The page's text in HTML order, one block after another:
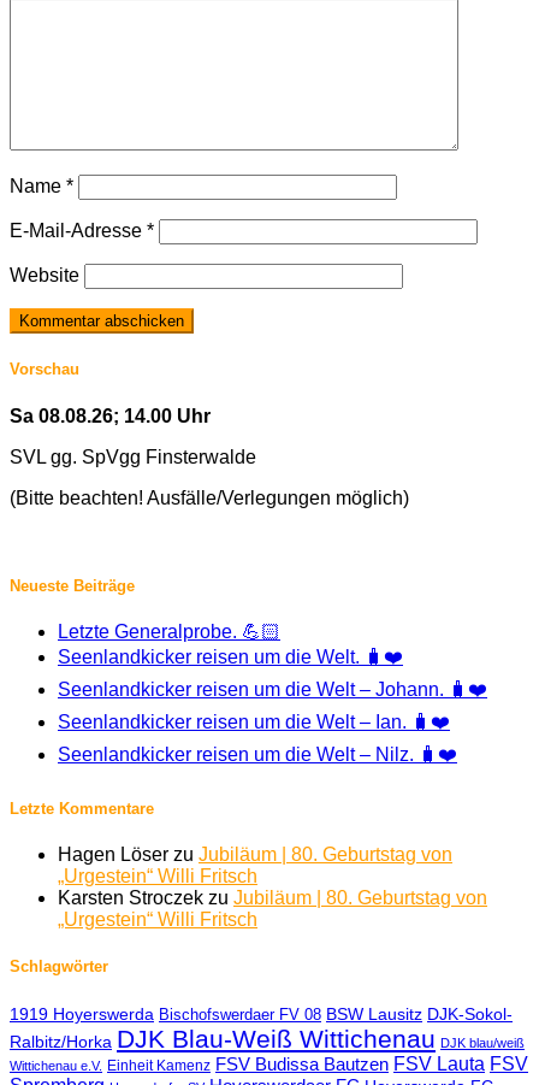
Name *
E-Mail-Adresse *
Website
Vorschau
Sa 08.08.26; 14.00 Uhr
SVL gg. SpVgg Finsterwalde
(Bitte beachten! Ausfälle/Verlegungen möglich)
Neueste Beiträge
Letzte Generalprobe. 💪🏻
Seenlandkicker reisen um die Welt. 🧳❤️
Seenlandkicker reisen um die Welt – Johann. 🧳❤️
Seenlandkicker reisen um die Welt – Ian. 🧳❤️
Seenlandkicker reisen um die Welt – Nilz. 🧳❤️
Letzte Kommentare
Hagen Löser zu Jubiläum | 80. Geburtstag von
„Urgestein“ Willi Fritsch
Karsten Stroczek zu Jubiläum | 80. Geburtstag von
„Urgestein“ Willi Fritsch
Schlagwörter
1919 Hoyerswerda Bischofswerdaer FV 08 BSW Lausitz DJK-Sokol-
Ralbitz/Horka DJK Blau-Weiß Wittichenau DJK blau/weiß
Wittichenau e.V. Einheit Kamenz FSV Budissa Bautzen FSV Lauta FSV